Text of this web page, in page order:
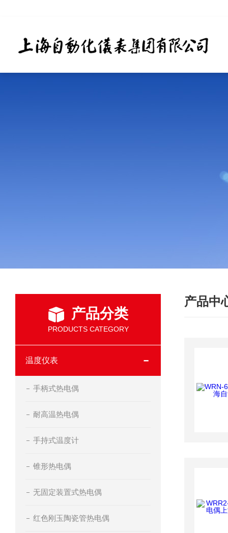
产品分类
PRODUCTS CATEGORY
温度仪表
手柄式热电偶
耐高温热电偶
手持式温度计
锥形热电偶
无固定装置式热电偶
红色刚玉陶瓷管热电偶
产品中